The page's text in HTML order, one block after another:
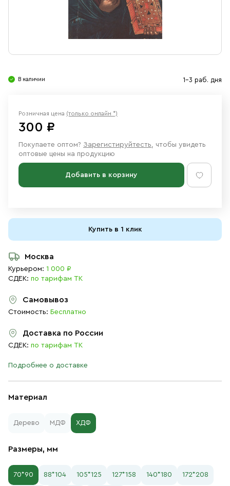
Ювелирные изделия
В наличии 1-3 раб. дня
Материал
Дерево МДФ ХДФ
Размеры, мм
70*90 88*104 105*125 127*158 140*180 172*208
Розничная цена (только онлайн *)
300 ₽
Покупаете оптом? Зарегистируйтесть, чтобы увидеть
оптовые цены на продукцию
Добавить в корзину
Купить в 1 клик
Москва
Курьером: 1 000 ₽
СДЕК: по тарифам ТК
Самовывоз
Стоимость: Бесплатно
Доставка по России
СДЕК: по тарифам ТК
Подробнее о доставке